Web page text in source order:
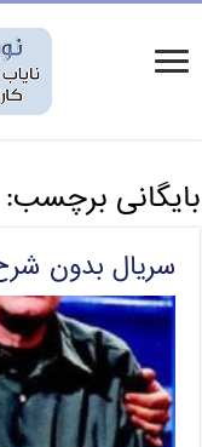
بایگانی
سریال بدون شرح